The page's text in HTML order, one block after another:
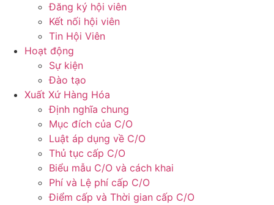
Đăng ký hội viên
Kết nối hội viên
Tin Hội Viên
Hoạt động
Sự kiện
Đào tạo
Xuất Xứ Hàng Hóa
Định nghĩa chung
Mục đích của C/O
Luật áp dụng về C/O
Thủ tục cấp C/O
Biểu mẫu C/O và cách khai
Phí và Lệ phí cấp C/O
Điểm cấp và Thời gian cấp C/O